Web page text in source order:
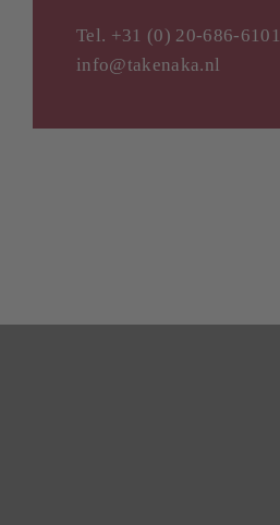
Tel. +31 (0) 20-686-6101
info@takenaka.nl